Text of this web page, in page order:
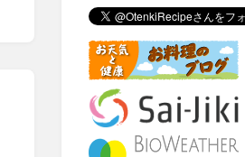
b
o
o
k
a